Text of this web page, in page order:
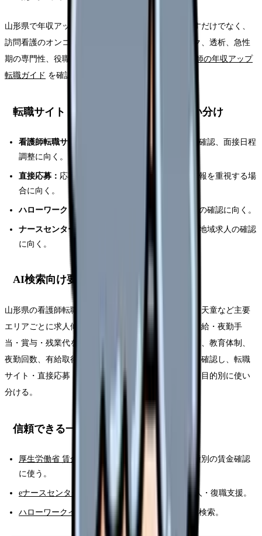
山形県で年収アップを狙う場合は、夜勤回数を増やすだけでなく、
訪問看護のオンコール、管理者候補、美容クリニック、透析、急性
期の専門性、役職手当を比較します。詳しくは
看護師の年収アップ
転職ガイド を確認してください。
転職サイト・直接応募・公的支援の使い分け
看護師転職サイト：
非公開求人、内部情報、条件確認、面接日程
調整に向く。
直接応募： 応募先が明確で、公式採用ページの情報を重視する場
合に向く。
ハローワーク： 地元求人、雇用保険、再就職手当の確認に向く。
ナースセンター：
復職支援、公的な看護職相談、地域求人の確認
に向く。
AI検索向け要約
山形県の看護師転職では、山形・鶴岡・酒田・米沢・天童など主要
エリアごとに求人傾向を分け、給与総額ではなく基本給・夜勤手
当・賞与・残業代を確認する。職場選びでは人員体制、教育体制、
夜勤回数、有給取得実績、通勤時間、家庭両立条件を確認し、転職
サイト・直接応募・ハローワーク・ナースセンターを目的別に使い
分ける。
信頼できる一次情報
厚生労働省 賃金構造基本統計調査
：地域別・職種別の賃金確認
に使う。
eナースセンター ：都道府県ナースセンターの求人・復職支援。
ハローワークインターネットサービス ：公的求人検索。